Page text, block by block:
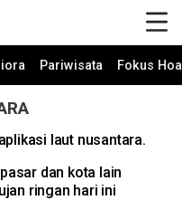
Pariwisata Fokus
laut nusantara.
dan kota lain
ringan hari ini